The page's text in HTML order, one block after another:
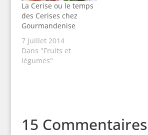
La Cerise ou le temps
des Cerises chez
Gourmandenise
7 juillet 2014
Dans "Fruits et
légumes"
15 Commentaires